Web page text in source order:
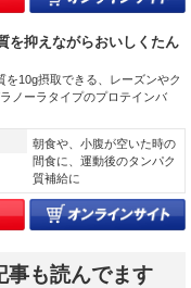
を抑えながらおいしくたん
を10g摂取できる、レーズンやク
ノーラタイプのプロテインバ
朝食や、小腹が空いた時の
間食に、運動後のタンパク
質補給に
事も読んでます